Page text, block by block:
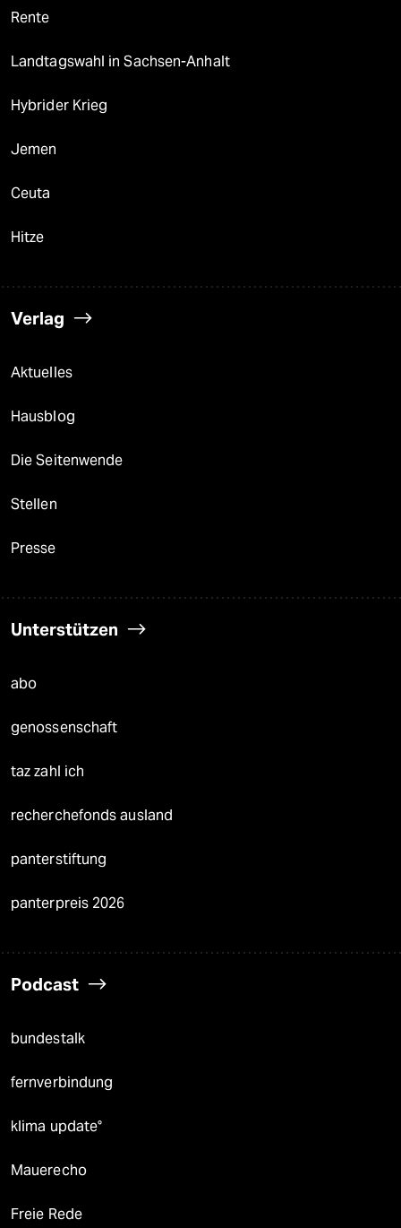
Rente
Landtagswahl in Sachsen-Anhalt
Hybrider Krieg
Jemen
Ceuta
Hitze
Verlag
Aktuelles
Hausblog
Die Seitenwende
Stellen
Presse
Unterstützen
abo
genossenschaft
taz zahl ich
recherchefonds ausland
panterstiftung
panterpreis 2026
Podcast
bundestalk
fernverbindung
klima update°
Mauerecho
Freie Rede